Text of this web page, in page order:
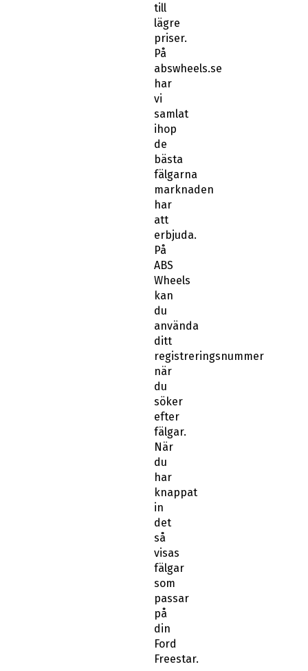
till
lägre
priser.
På
abswheels.se
har
vi
samlat
ihop
de
bästa
fälgarna
marknaden
har
att
erbjuda.
På
ABS
Wheels
kan
du
använda
ditt
registreringsnummer
när
du
söker
efter
fälgar.
När
du
har
knappat
in
det
så
visas
fälgar
som
passar
på
din
Ford
Freestar.